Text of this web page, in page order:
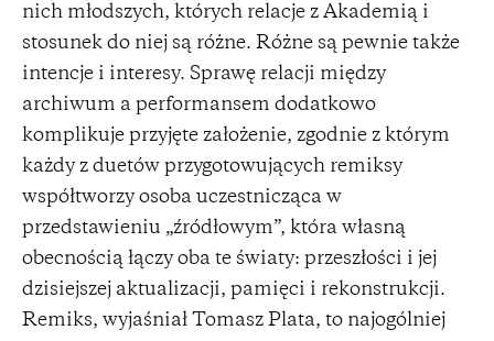
nich młodszych, których relacje z Akademią i
stosunek do niej są różne. Różne są pewnie także
intencje i interesy. Sprawę relacji między
archiwum a performansem dodatkowo
komplikuje przyjęte założenie, zgodnie z którym
każdy z duetów przygotowujących remiksy
współtworzy osoba uczestnicząca w
przedstawieniu „źródłowym”, która własną
obecnością łączy oba te światy: przeszłości i jej
dzisiejszej aktualizacji, pamięci i rekonstrukcji.
Remiks, wyjaśniał Tomasz Plata, to najogólniej